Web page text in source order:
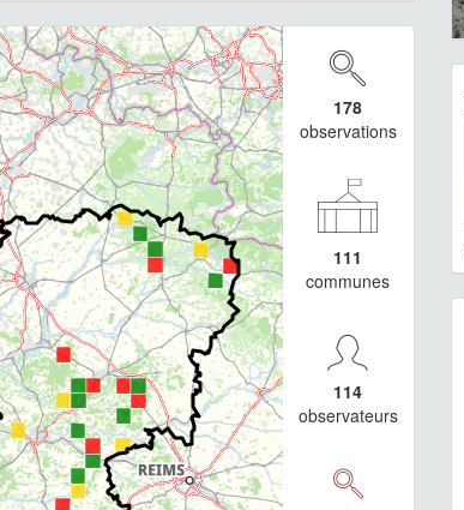
178
observations
111
communes
114
observateurs